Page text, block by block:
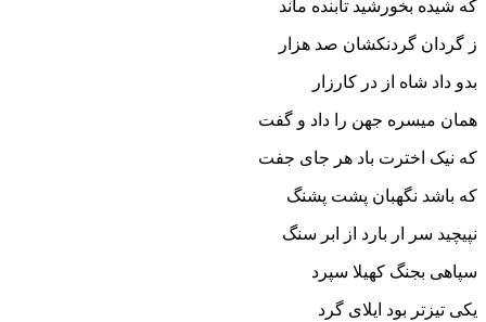
که شیده بخورشید تابنده ماند
ز گردان گردنکشان صد هزار
بدو داد شاه از در کارزار
همان میسره جهن را داد و گفت
که نیک اخترت باد هر جاى جفت‏
که باشد نگهبان پشت پشنگ
نپیچید سر ار بارد از ابر سنگ‏
سپاهى بجنگ کهیلا سپرد
یکى تیزتر بود ایلاى گرد